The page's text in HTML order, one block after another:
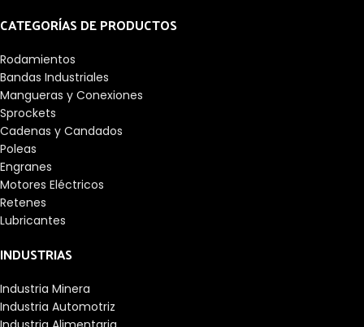
CATEGORÍAS DE PRODUCTOS
Rodamientos
Bandas Industriales
Mangueras y Conexiones
Sprockets
Cadenas y Candados
Poleas
Engranes
Motores Eléctricos
Retenes
Lubricantes
INDUSTRIAS
Industria Minera
Industria Automotriz